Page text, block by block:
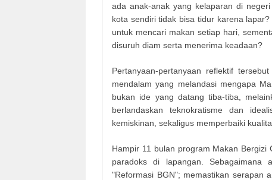
ada anak-anak yang kelaparan di
kota sendiri tidak bisa tidur karena
untuk mencari makan setiap hari,
disuruh diam serta menerima keadaan?
Pertanyaan-pertanyaan reflektif
mendalam yang melandasi mengapa
bukan ide yang datang tiba-tiba,
berlandaskan teknokratisme dan
kemiskinan, sekaligus memperbaiki
Hampir 11 bulan program Makan
paradoks di lapangan. Sebagaimana
"Reformasi BGN"; memastikan serapan